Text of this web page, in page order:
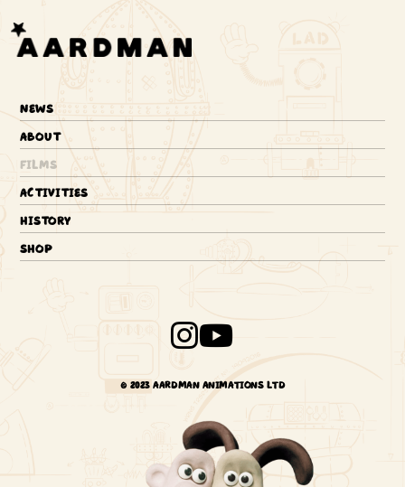
NEWS
ABOUT
FILMS
ACTIVITIES
HISTORY
SHOP
© 2023 AARDMAN ANIMATIONS LTD